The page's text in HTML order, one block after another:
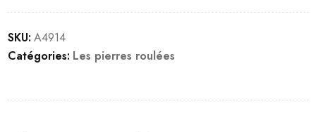
SKU: A4914
Catégories: Les pierres roulées